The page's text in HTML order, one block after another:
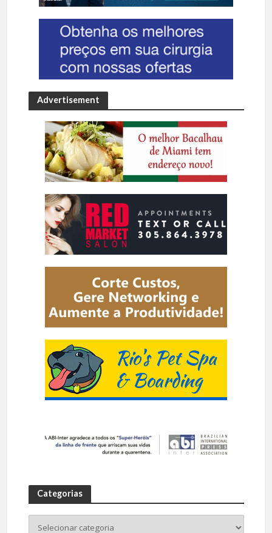
Advertisement
Categorias